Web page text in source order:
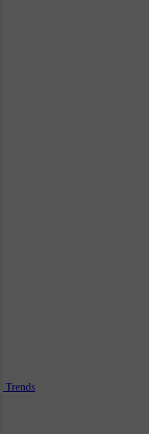
Trends